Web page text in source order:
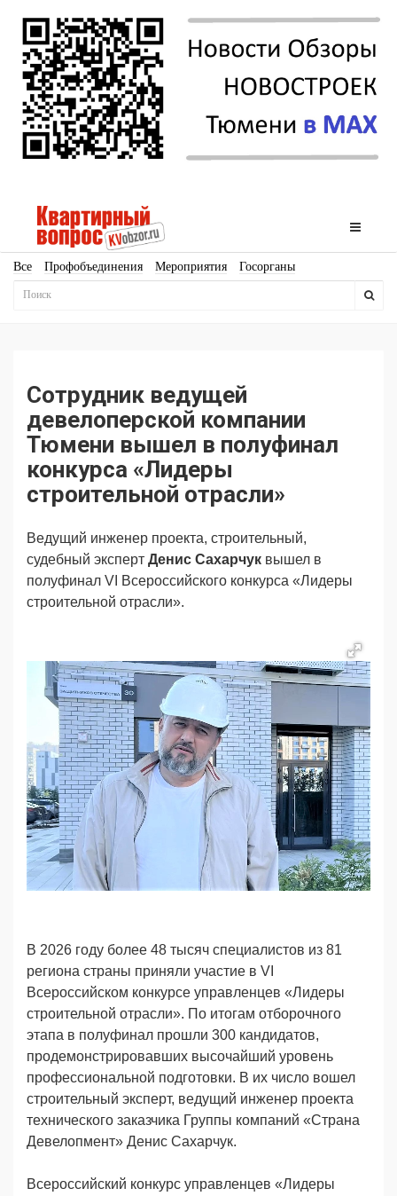
Все Профобъединения Мероприятия Госорганы
Новостройки
Продвижение Поздравляем
Ещё
Сотрудник ведущей
девелоперской компании
Тюмени вышел в полуфинал
конкурса «Лидеры
строительной отрасли»
Ведущий инженер проекта, строительный,
судебный эксперт Денис Сахарчук вышел в
полуфинал VI Всероссийского конкурса «Лидеры
строительной отрасли».
В 2026 году более 48 тысяч специалистов из 81
региона страны приняли участие в VI
Всероссийском конкурсе управленцев «Лидеры
строительной отрасли». По итогам отборочного
этапа в полуфинал прошли 300 кандидатов,
продемонстрировавших высочайший уровень
профессиональной подготовки. В их число вошел
строительный эксперт, ведущий инженер проекта
технического заказчика Группы компаний «Страна
Девелопмент» Денис Сахарчук.
Всероссийский конкурс управленцев «Лидеры